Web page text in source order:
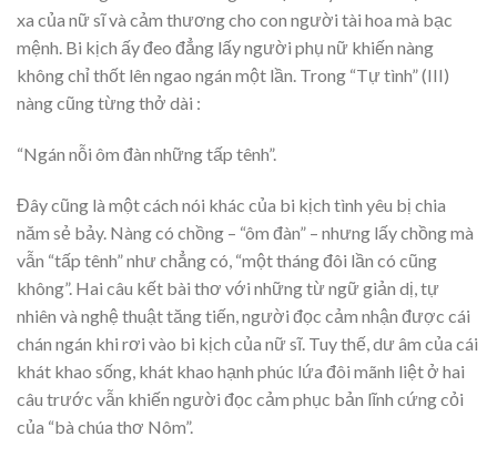
xa của nữ sĩ và cảm thương cho con người tài hoa mà bạc
mệnh. Bi kịch ấy đeo đẳng lấy người phụ nữ khiến nàng
không chỉ thốt lên ngao ngán một lần. Trong “Tự tình” (III)
nàng cũng từng thở dài :
“Ngán nỗi ôm đàn những tấp tênh”.
Đây cũng là một cách nói khác của bi kịch tình yêu bị chia
năm sẻ bảy. Nàng có chồng – “ôm đàn” – nhưng lấy chồng mà
vẫn “tấp tênh” như chẳng có, “một tháng đôi lần có cũng
không”. Hai câu kết bài thơ với những từ ngữ giản dị, tự
nhiên và nghệ thuật tăng tiến, người đọc cảm nhận được cái
chán ngán khi rơi vào bi kịch của nữ sĩ. Tuy thế, dư âm của cái
khát khao sống, khát khao hạnh phúc lứa đôi mãnh liệt ở hai
câu trước vẫn khiến người đọc cảm phục bản lĩnh cứng cỏi
của “bà chúa thơ Nôm”.